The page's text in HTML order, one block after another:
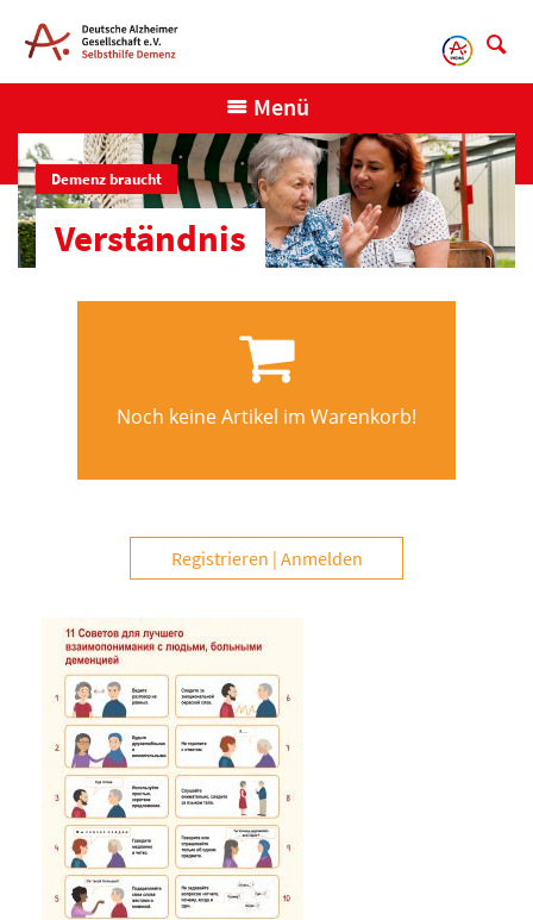
Menü
Demenz braucht
Verständnis
Noch keine Artikel im Warenkorb!
Registrieren Anmelden